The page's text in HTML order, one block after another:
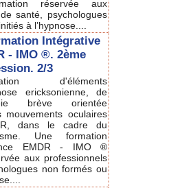
réservée aux
santé, psychologues
à l’hypnose....
Intégrative
- IMO ®. 2ème
2/3
d'éléments
ericksonienne, de
brève orientée
oculaires
dans le cadre du
Une formation
EMDR - IMO ®
aux professionnels
non formés ou